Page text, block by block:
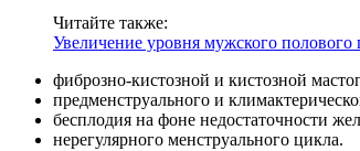
Читайте также:
Увеличение уровня мужского
фиброзно-кистозной и кистозной
предменструального и
бесплодия на фоне недостаточности
нерегулярного менструального цикла.